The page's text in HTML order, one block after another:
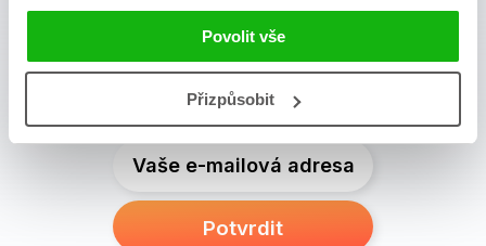
Povolit vše
Přizpůsobit
Zajímá Vás, jaké novinky právě vychází a co se děje v
knižním světě? Přihlášením k odběru našich e-
mailových novineksouhlasíte se zpracováním
osobních údajů
Vaše e-mailová adresa
Potvrdit